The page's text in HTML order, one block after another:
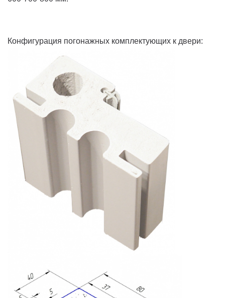
Конфигурация погонажных комплектующих к двери: